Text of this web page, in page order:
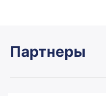
Партнеры